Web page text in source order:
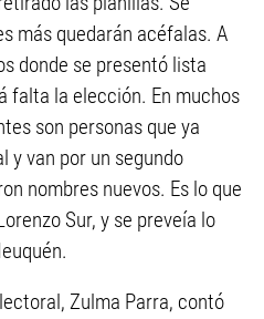
más quedarán acéfalas. A
donde se presentó lista
falta la elección. En muchos
son personas que ya
y van por un segundo
nombres nuevos. Es lo que
Sur, y se preveía lo
Zulma Parra, contó